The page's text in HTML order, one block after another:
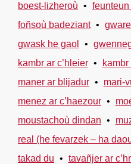
boest-lizheroù
foñsoù badeziant
gwask he gaol
kambr ar c’hleier
maner ar blijadur
mari-
menez ar c’haezour
moustachoù dindan
real (he fevarzek – ha
takad du
tavañjer ar